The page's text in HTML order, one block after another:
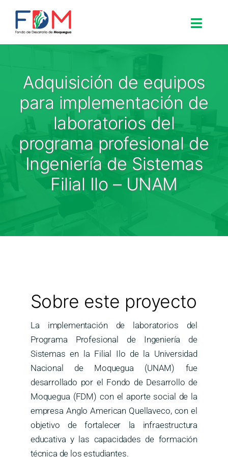
Search for:
Inicio
Nosotros
Proyectos
Procesos
Adquisición de equipos
para implementación de
laboratorios del
programa profesional de
Ingeniería de Sistemas
Filial Ilo – UNAM
Sobre este proyecto
La implementación de laboratorios del
Programa Profesional de Ingeniería de
Sistemas en la Filial Ilo de la Universidad
Nacional de Moquegua (UNAM) fue
desarrollado por el Fondo de Desarrollo de
Moquegua (FDM) con el aporte social de la
empresa Anglo American Quellaveco, con el
objetivo de fortalecer la infraestructura
educativa y las capacidades de formación
técnica de los estudiantes.